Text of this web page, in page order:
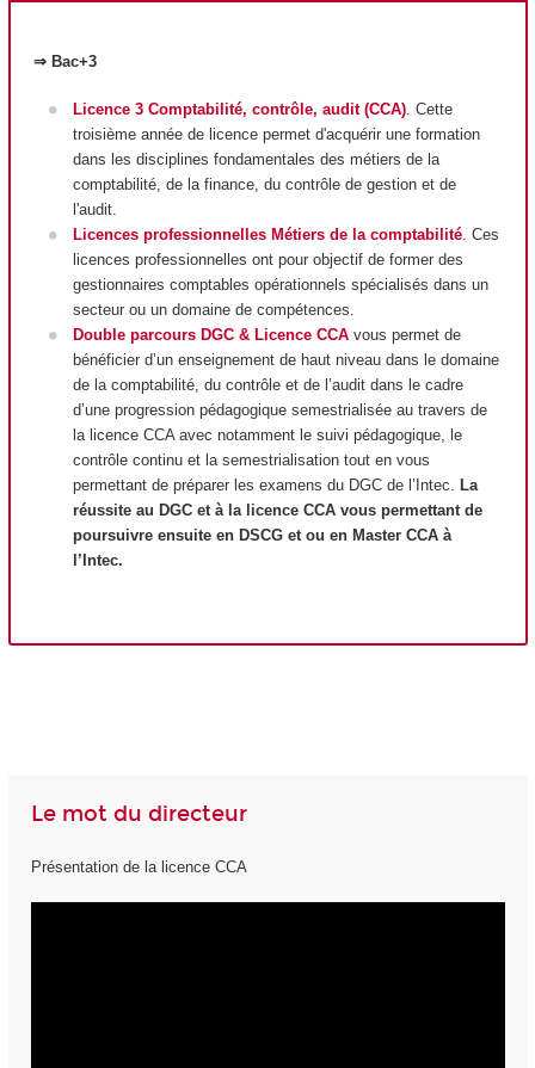
⇒ Bac+3
Licence 3 Comptabilité, contrôle, audit (CCA). Cette
troisième année de licence permet d'acquérir une formation
dans les disciplines fondamentales des métiers de la
comptabilité, de la finance, du contrôle de gestion et de
l'audit.
Licences professionnelles Métiers de la comptabilité. Ces
licences professionnelles ont pour objectif de former des
gestionnaires comptables opérationnels spécialisés dans un
secteur ou un domaine de compétences.
Double parcours DGC & Licence CCA vous permet de
bénéficier d’un enseignement de haut niveau dans le domaine
de la comptabilité, du contrôle et de l’audit dans le cadre
d’une progression pédagogique semestrialisée au travers de
la licence CCA avec notamment le suivi pédagogique, le
contrôle continu et la semestrialisation tout en vous
permettant de préparer les examens du DGC de l’Intec. La
réussite au DGC et à la licence CCA vous permettant de
poursuivre ensuite en DSCG et ou en Master CCA à
l’Intec.
Le mot du directeur
Présentation de la licence CCA